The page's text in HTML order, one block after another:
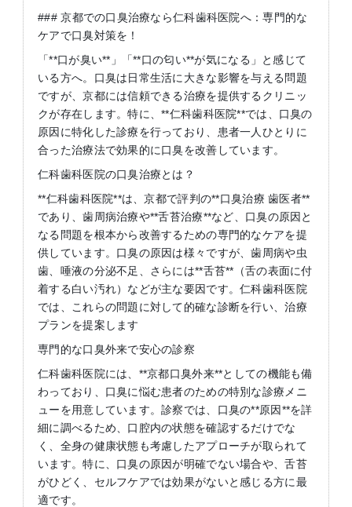
### 京都での口臭治療なら仁科歯科医院へ：専門的な
ケアで口臭対策を！
「**口が臭い**」「**口の匂い**が気になる」と感じて
いる方へ。口臭は日常生活に大きな影響を与える問題
ですが、京都には信頼できる治療を提供するクリニッ
クが存在します。特に、**仁科歯科医院**では、口臭の
原因に特化した診療を行っており、患者一人ひとりに
合った治療法で効果的に口臭を改善しています。
仁科歯科医院の口臭治療とは？
**仁科歯科医院**は、京都で評判の**口臭治療 歯医者**
であり、歯周病治療や**舌苔治療**など、口臭の原因と
なる問題を根本から改善するための専門的なケアを提
供しています。口臭の原因は様々ですが、歯周病や虫
歯、唾液の分泌不足、さらには**舌苔**（舌の表面に付
着する白い汚れ）などが主な要因です。仁科歯科医院
では、これらの問題に対して的確な診断を行い、治療
プランを提案します
専門的な口臭外来で安心の診察
仁科歯科医院には、**京都口臭外来**としての機能も備
わっており、口臭に悩む患者のための特別な診療メニ
ューを用意しています。診察では、口臭の**原因**を詳
細に調べるため、口腔内の状態を確認するだけでな
く、全身の健康状態も考慮したアプローチが取られて
います。特に、口臭の原因が明確でない場合や、舌苔
がひどく、セルフケアでは効果がないと感じる方に最
適です。